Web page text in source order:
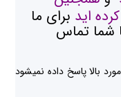
اید برای ما
شما تماس
بالا پاسخ داده نمیشود